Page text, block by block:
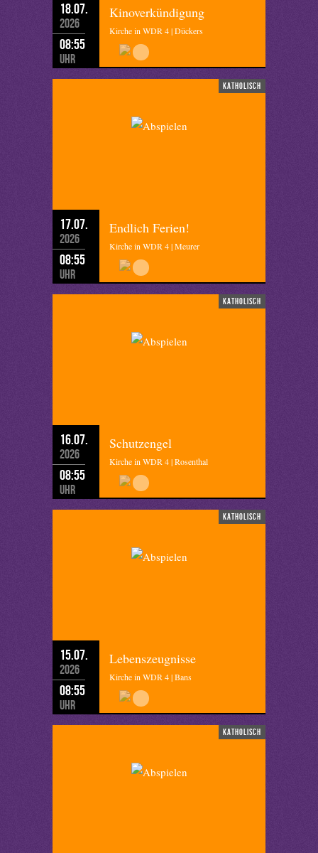
18.07.
2026
08:55
Uhr
Kinoverkündigung
Kirche in WDR 4 | Dückers
katholisch
17.07.
2026
08:55
Uhr
Endlich Ferien!
Kirche in WDR 4 | Meurer
katholisch
16.07.
2026
08:55
Uhr
Schutzengel
Kirche in WDR 4 | Rosenthal
katholisch
15.07.
2026
08:55
Uhr
Lebenszeugnisse
Kirche in WDR 4 | Bans
katholisch